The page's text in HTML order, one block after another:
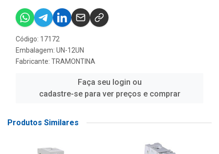
Código: 17172
Embalagem: UN-12UN
Fabricante: TRAMONTINA
Faça seu login ou
cadastre-se para ver preços e comprar
Produtos Similares